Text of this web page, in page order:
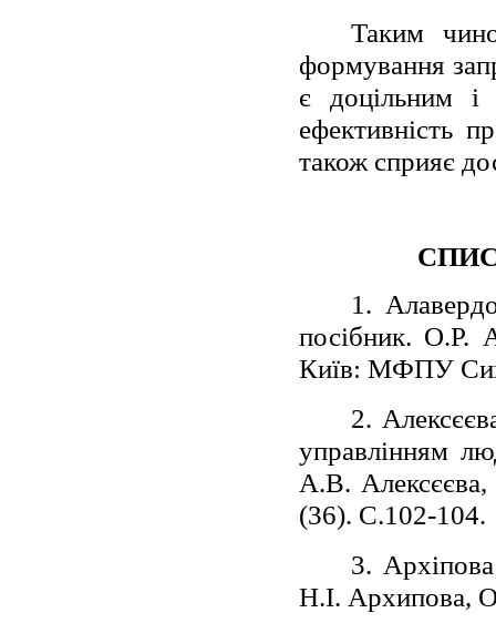
Таким
формування
є доцільним і
ефективність
також сприяє
1.
посібник. О.Р.
Київ: МФПУ
2.
управлінням
А.В.
(36). С.102-104.
3.
Н.І. Архипова,